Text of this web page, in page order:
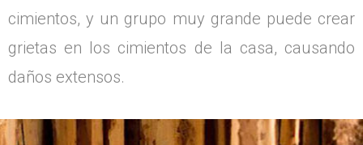
cimientos, y un grupo muy grande puede crear
grietas en los cimientos de la casa, causando
daños extensos.